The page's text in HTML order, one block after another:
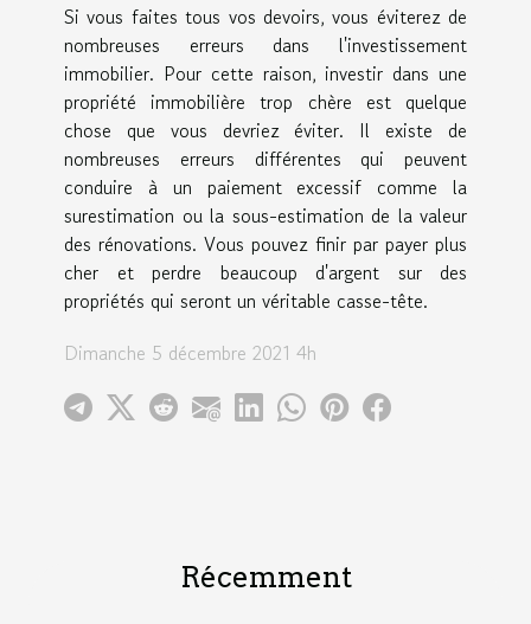
Si vous faites tous vos devoirs, vous éviterez de
nombreuses erreurs dans l'investissement
immobilier. Pour cette raison, investir dans une
propriété immobilière trop chère est quelque
chose que vous devriez éviter. Il existe de
nombreuses erreurs différentes qui peuvent
conduire à un paiement excessif comme la
surestimation ou la sous-estimation de la valeur
des rénovations. Vous pouvez finir par payer plus
cher et perdre beaucoup d'argent sur des
propriétés qui seront un véritable casse-tête.
Dimanche 5 décembre 2021 4h
Récemment